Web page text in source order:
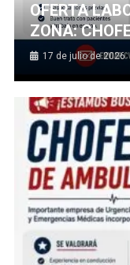
OFERTA
ZONA:
17 de julio de 2026